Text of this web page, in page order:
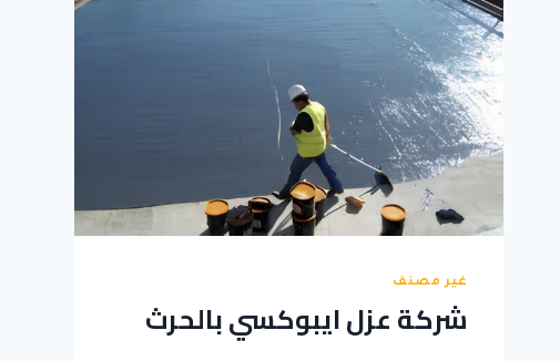
غير مصنف
شركة عزل ايبوكسي بالحرث